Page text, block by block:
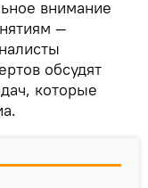
внимание
—
обсудят
которые